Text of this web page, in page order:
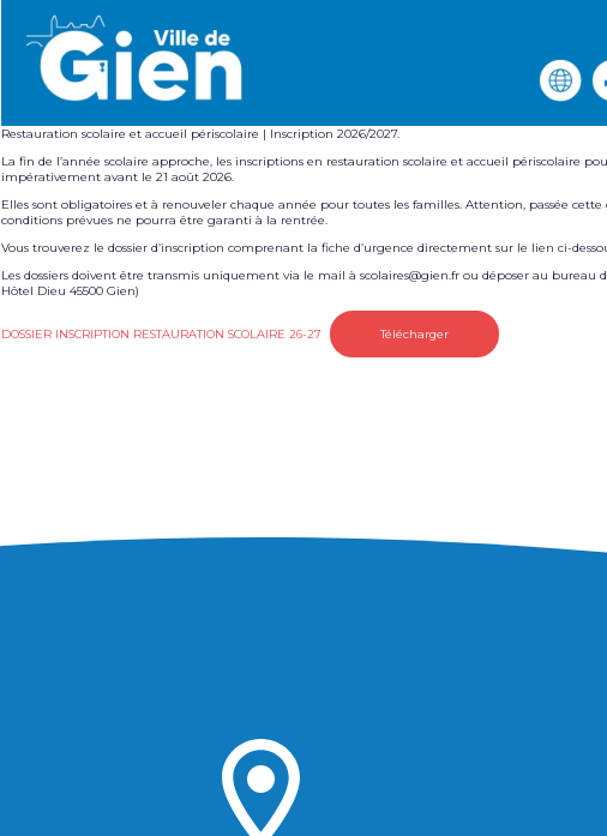
Restauration scolaire et accueil périscolaire | Inscription 2026/2027.
La fin de l’année scolaire approche, les inscriptions en restauration scolaire et accueil périscolaire
impérativement avant le 21 août 2026.
Elles sont obligatoires et à renouveler chaque année pour toutes les familles. Attention, passée cette
conditions prévues ne pourra être garanti à la rentrée.
Vous trouverez le dossier d’inscription comprenant la fiche d’urgence directement sur le lien ci-
Les dossiers doivent être transmis uniquement via le mail à scolaires@gien.fr ou déposer au bureau
Hôtel Dieu 45500 Gien)
DOSSIER INSCRIPTION RESTAURATION SCOLAIRE 26-27 Télécharger